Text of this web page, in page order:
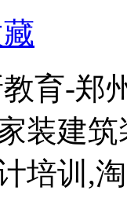
育-郑
装建
培训,